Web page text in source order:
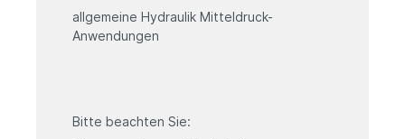
allgemeine Hydraulik Mitteldruck-
Anwendungen
Bitte beachten Sie: